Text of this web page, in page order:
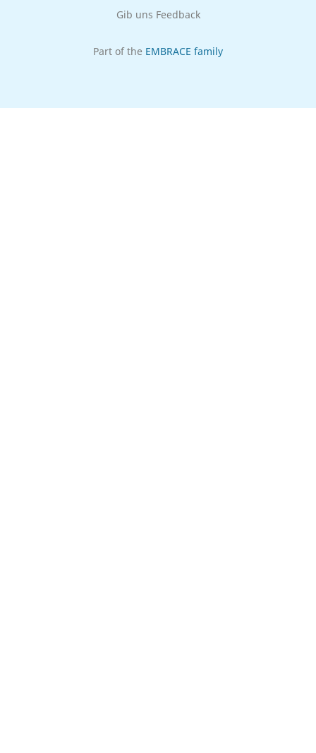
Gib uns Feedback
Part of the EMBRACE family